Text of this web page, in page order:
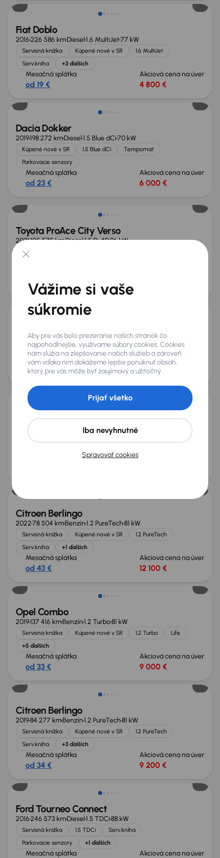
Fiat Doblo
2016226 586 kmDiesel1.6 MultiJet77 kW
Servisná knižka Kúpené nové v SR
1.6 MultiJet
Serv.kniha
+3 ďalších
Mesačná splátka
od 19 €
Akciová cena na úver
4 800 €
Zlacnené o 700 €
Dacia Dokker
2019198 272 kmDiesel1.5 Blue dCi70 kW
Kúpené nové v SR 1.5 Blue dCi
Tempomat
Parkovacie senzory
Mesačná splátka
od 23 €
Akciová cena na úver
6 000 €
Toyota ProAce City Verso
2021105 575 kmDiesel1.5 D-4D96 kW
Po prvom majiteľovi
od 54 €
2015164 936 km Benzín 1.6 i61 kW
Kúpené nové v SR 1.6 i Nové v SR
Mesačná splátka
od 12 €
Akciová cena na úver
3 500 €
Zlacnené o 1 500 €
2012159 456 km
Servisná knižka Kúpené nové v SR
Citroen Berlingo
202278 504 kmBenzín1.2 PureTech81 kW
Servisná knižka Kúpené nové v SR
1.2 PureTech
Serv.kniha
+1 ďalších
Mesačná splátka
od 43 €
Akciová cena na úver
12 100 €
Opel Combo
2019137 416 kmBenzín1.2 Turbo81 kW
Servisná knižka Kúpené nové v SR 1.2 Turbo
Life
+5 ďalších
Mesačná splátka
od 33 €
Akciová cena na úver
9 000 €
Zlacnené o 900 €
Citroen Berlingo
201984 277 kmBenzín1.2 PureTech81 kW
Servisná knižka Kúpené nové v SR
1.2 PureTech
Serv.kniha
+3 ďalších
Mesačná splátka
od 34 €
Akciová cena na úver
9 200 €
Nové v ponuke
Ford Tourneo Connect
2016246 573 kmDiesel1.5 TDCi88 kW
Servisná knižka 1.5 TDCi
Serv.kniha
Parkovacie senzory
+1 ďalších
Mesačná splátka Akciová cena na úver
Vážime si vaše
súkromie
Aby pre vás bolo prezeranie našich stránok čo
najpohodlnejšie, využívame súbory cookies. Cookies
nám slúžia na zlepšovanie našich služieb a zároveň
vám vďaka nim dokážeme lepšie ponúknuť obsah,
ktorý pre vás môže byť zaujímavý a užitočný.
Spravovať cookies
Iba nevyhnutné
Prijať všetko